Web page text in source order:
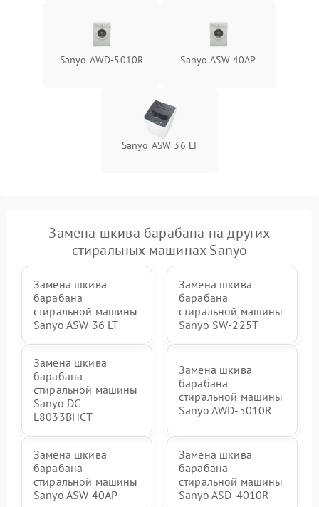
Sanyo AWD-5010R Sanyo ASW 40AP
Sanyo ASW 36 LT
Замена шкива барабана на других
стиральных машинах Sanyo
Замена шкива
барабана
стиральной машины
Sanyo ASW 36 LT
Замена шкива
барабана
стиральной машины
Sanyo SW-225T
Замена шкива
барабана
стиральной машины
Sanyo DG-
L8033BHCT
Замена шкива
барабана
стиральной машины
Sanyo AWD-5010R
Замена шкива
барабана
стиральной машины
Sanyo ASW 40AP
Замена шкива
барабана
стиральной машины
Sanyo ASD-4010R